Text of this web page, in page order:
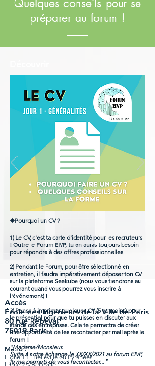
Quelques conseils pour se
préparer au forum !
✴️Pourquoi un CV ?
1) Le CV, c'est ta carte d'identité pour les recruteurs
! Outre le Forum EIVP, tu en auras toujours besoin
pour répondre à des offres professionnelles.
2) Pendant le Forum, pour être sélectionné en
entretien, il faudra impérativement déposer ton CV
sur la plateforme Seekube (nous vous tiendrons au
courant quand vous pourrez vous inscrire à
l'événement) !
3) Pense à imprimer quelques CV (5 au moins) pour
le présentiel pour que tu puisses en discuter aux
stands des entreprises. Cela te permettra de créer
une opportunité de les recontacter par mail après le
forum !
"Madame/Monsieur,
Suite à notre échange le XX/XX/2021 au forum EIVP,
je me permets de vous recontacter..."
​Accès
École des Ingénieurs de la Ville de Paris
80 rue Rébeval
75019 Paris
Métro :
Ligne 11 - Belleville ou Pyrénées
Ligne 2 - Belleville